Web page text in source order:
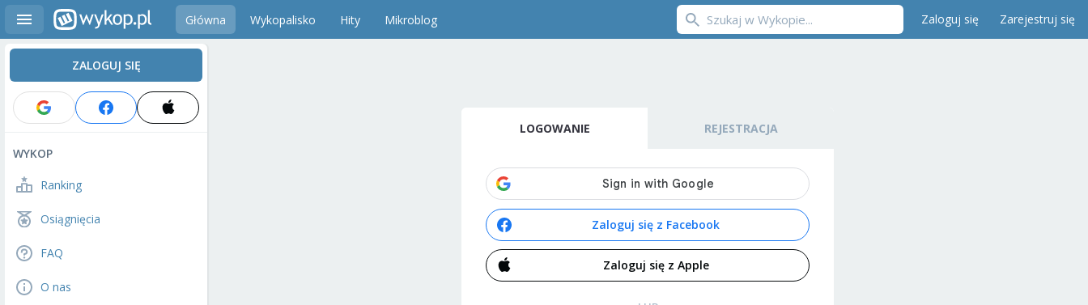
Główna Wykopalisko Hity Mikroblog Zaloguj się Zarejestruj się
ZALOGUJ SIĘ
WYKOP
Ranking
Osiągnięcia
FAQ
O nas
LOGOWANIE REJESTRACJA
Zaloguj się z Facebook
Zaloguj się z Apple